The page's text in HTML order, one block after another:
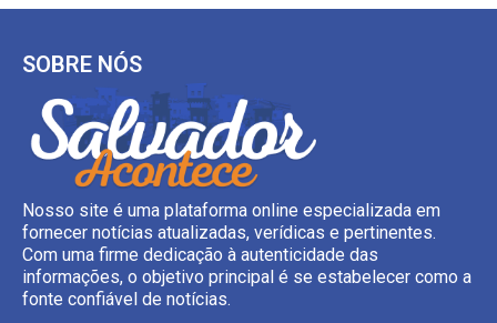
SOBRE NÓS
Nosso site é uma plataforma online especializada em
fornecer notícias atualizadas, verídicas e pertinentes.
Com uma firme dedicação à autenticidade das
informações, o objetivo principal é se estabelecer como a
fonte confiável de notícias.